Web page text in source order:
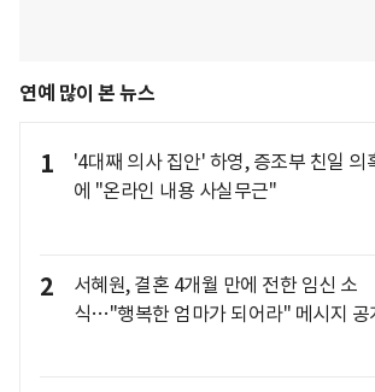
연예 많이 본 뉴스
1
'4대째 의사 집안' 하영, 증조부 친일 의
에 "온라인 내용 사실무근"
2
서혜원, 결혼 4개월 만에 전한 임신 소
식…"행복한 엄마가 되어라" 메시지 공